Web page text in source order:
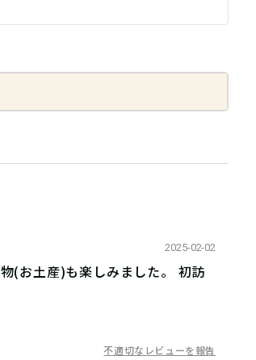
2025-02-02
(お土産)も楽しみました。 初訪
不適切なレビューを報告